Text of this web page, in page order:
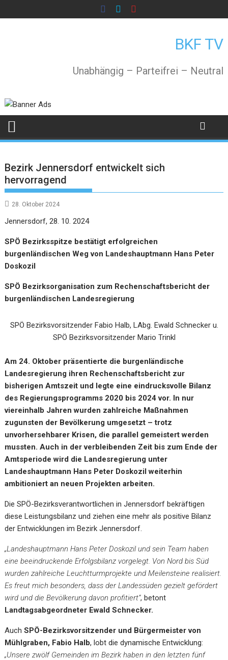
to
BKF TV
Unabhängig – Parteifrei – Neutral
Bezirk Jennersdorf entwickelt sich
hervorragend
28. Oktober 2024
Jennersdorf, 28. 10. 2024
SPÖ Bezirksspitze bestätigt erfolgreichen
burgenländischen Weg von Landeshauptmann Hans Peter
Doskozil
SPÖ Bezirksorganisation zum Rechenschaftsbericht der
burgenländischen Landesregierung
SPÖ Bezirksvorsitzender Fabio Halb, LAbg. Ewald Schnecker u.
SPÖ Bezirksvorsitzender Mario Trinkl
Am 24. Oktober präsentierte die burgenländische
Landesregierung ihren Rechenschaftsbericht zur
bisherigen Amtszeit und legte eine eindrucksvolle Bilanz
des Regierungsprogramms 2020 bis 2024 vor. In nur
viereinhalb Jahren wurden zahlreiche Maßnahmen
zugunsten der Bevölkerung umgesetzt – trotz
unvorhersehbarer Krisen, die parallel gemeistert werden
mussten. Auch in der verbleibenden Zeit bis zum Ende der
Amtsperiode wird die Landesregierung unter
Landeshauptmann Hans Peter Doskozil weiterhin
ambitioniert an neuen Projekten arbeiten.
Die SPÖ-Bezirksverantwortlichen in Jennersdorf bekräftigen
diese Leistungsbilanz und ziehen eine mehr als positive Bilanz
der Entwicklungen im Bezirk Jennersdorf.
„Landeshauptmann Hans Peter Doskozil und sein Team haben
eine beeindruckende Erfolgsbilanz vorgelegt. Von Nord bis Süd
wurden zahlreiche Leuchtturmprojekte und Meilensteine realisiert.
Es freut mich besonders, dass der Landessüden gezielt gefördert
wird und die Bevölkerung davon profitiert“, betont
Landtagsabgeordneter Ewald Schnecker.
AuchSPÖ-Bezirksvorsitzender und Bürgermeister von
Mühlgraben, Fabio Halb, lobt die dynamische Entwicklung:
„Unsere zwölf Gemeinden im Bezirk haben in den letzten fünf